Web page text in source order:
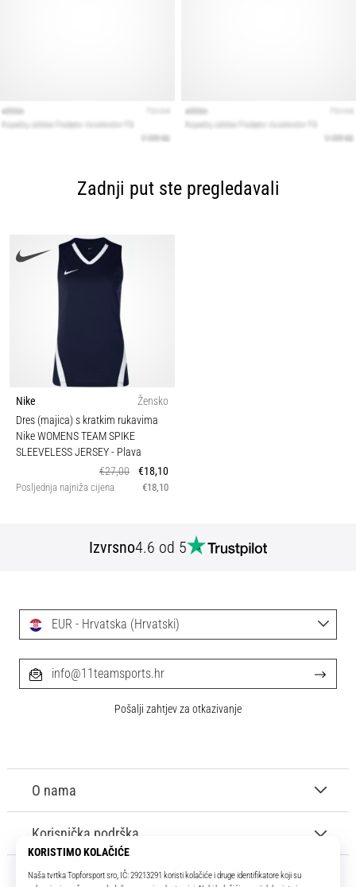
Zadnji put ste pregledavali
Nike
Žensko
Dres (majica) s kratkim rukavima
Nike WOMENS TEAM SPIKE
SLEEVELESS JERSEY- Plava
€27,00
€18,10
Posljednja najniža cijena €18,10
Izvrsno4.6 od 5
O nama
Korisnička podrška
EUR - Hrvatska (Hrvatski)
info@11teamsports.hr
Pošalji zahtjev za otkazivanje